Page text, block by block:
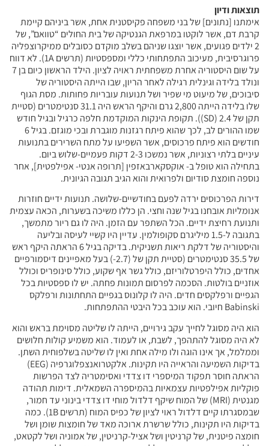
תוצאות ודיון
אימתנו [נתונים] של בני משפחה פקיסטנית אחת, אשר ביניהם קיימת
קרבת דם, אשר לוקטו במרפאת הגנטיקה של בית החולים “טוואם”, של
2 ילדים פגועים, אשר יוצגו שניהם בשלב מוקדם כסובלים ממיקרוצפליה
פרוגרסיבית, מעיכוב התפתחותי כללי ומספסטיות (תרשים 1A). לא דווח
על שום היסטוריה אחרת משפחתית ראויה לציון. הילד הראשון כיום בן 7
ונולד בלידה וגינלית רגילה לאחר הריון, שבו הייתה היסטוריה של
סיבוכים, של מיעוט מי שפיר ושל תנועות עובריות פחותות. מסת הגוף
שלו בלידה הייתה 2,800 גרם והיקף הראש היה 31.1 סנטימטרים (סטיית
תקן של 2.4 (SD)). תקופת הינקות המוקדמת חלפה כרגיל ובגיל חודש
שמו ההורים לב, לכך שהוא פיתח רגזנות מוגברת ובכי מוגזם. בגיל 6
חודשים הוא פיתח פרכוסים, אשר השפיעו על מתח השרירים בתנועות
עיניים בלתי רצוניות, אשר נמשכו 2-3 דקות פעמיים-שלוש ביום.
בתחילה הוא טופל ב- אוקסקארבאזפין [תרופה אנטי- אפילפטית], אחר
נוספה חומצת סודיום ולפרואית והוא הגיב תגובה הגיונית.
דירות הפרכוסים ירדה לפעם בחודשיים-שלושה. תנועות ידיים חוזרות
אנומליות אובחנו בגיל שנה וחצי. הן כללו משיכה בשערות, הכאה עצמית
ותנועת רחיצת ידיים. הכל השתפר עם הזמן. היה לו גם ריור מתמשך,
בתגובה ל-1.5 מיליגרם סקופולמין. עדיין היו קשיי לעיסה ובליעה
והיסטוריה של דלקת ריאות תשניקית. בדיקה בגיל 6 הראתה היקף ראש
של 35.5 סנטימטרים (סטיית תקן של (2.7-) בעל מאפיינים דיסמורפיים
אחדים, כולל היפרטלוריזם, כולל גשר אף שקוע, כולל סינופריס וכולל
אוזניים בולטות. הסכמה לפרסום תמונות פחתה. יש לו ספסטיות בכל
הגפיים ורפלקסים חדים. היה לו קלונוס בגפיים התחתונות ורפלקס
Babinski חיובי. הוא עוכב בכל היבטי ההתפתחות.
הוא היה מסוגל לחייך עקב גירויים, הייתה לו שליטה מסוימת בראש והוא
לא היה מסוגל להתהפך, לשבת, או לעמוד. הוא משמיע קולות חלושים
וממלמל, אך אינו הוגה ולו מילה אחת ואין לו שליטה בשלפוחית השתן.
בדיקות השמיעה והראייה היו תקינות. אלקטרואנצפלוגרפיה (EEG)
הראתה חוסר תפקוד המיספרי דו צדדי ואסימטריה לצד הפרשות
פוקליות אפילפטיות עצמאיות בהמיספרה השמאלית. דימות תהודה
מגנטית (MRI) של המוח שיקף דלדול מוחי דו צדדי בינוני עד חמור,
שבמסגרתו קיים דלדול ראוי לציון של כפיס המוח (תרשים 1B). כמה
בדיקות היו תקינות, כולל שרשרת ארוכה מאד של חומצות שומן ושל
חומצה פיטנית, של קרניטין ושל אציל-קרניטין, של אמוניה ושל לקטאט,